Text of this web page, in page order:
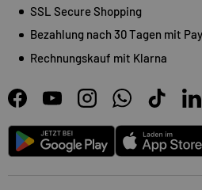
SSL Secure Shopping
Bezahlung nach 30 Tagen mit
Rechnungskauf mit Klarna
FacebookYouTubeInstagramWhatsAppTikTok
Android App